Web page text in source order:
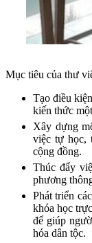
Mục tiêu của thư
Tạo điều
kiến thức
Xây dựng
việc tự học,
cộng đồng.
Thúc đẩy
phương
Phát triển
khóa học
để giúp
hóa dân tộc.